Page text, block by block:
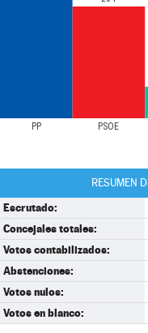
PP PSOE
RESUMEN
Escrutado:
Concejales totales:
Votos contabilizados:
Abstenciones:
Votos nulos:
Votos en blanco: